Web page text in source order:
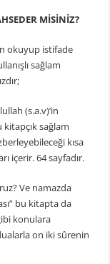
MİSİNİZ?
okuyup istifade
sağlam
(s.a.v)’in
sağlam
kısa
içerir. 64 sayfadır.
Ve namazda
bu kitapta da
konulara
on iki sûrenin